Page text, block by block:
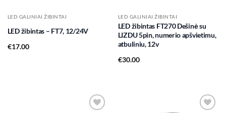
LED GALINIAI ŽIBINTAI
LED žibintas – FT7, 12/24V
€17.00
LED GALINIAI ŽIBINTAI
LED žibintas FT270 Dešinė su
LIZDU 5pin, numerio apšvietimu,
atbuliniu, 12v
€30.00